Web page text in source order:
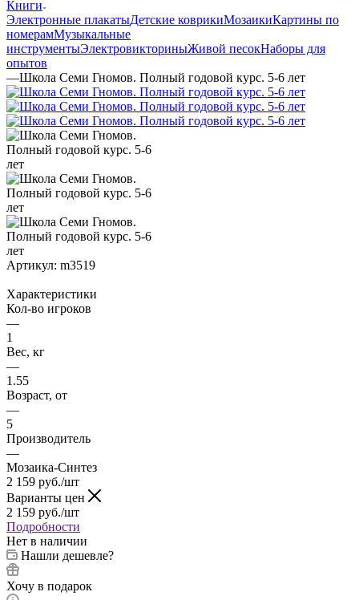
Книги
Электронные плакатыДетские коврикиМозаикиКартины по
номерамМузыкальные
инструментыЭлектровикториныЖивой песокНаборы для
опытов
—Школа Семи Гномов. Полный годовой курс. 5-6 лет
Артикул: m3519
Характеристики
Кол-во игроков
—
1
Вес, кг
—
1.55
Возраст, от
—
5
Производитель
—
Мозаика-Синтез
2 159 руб./шт
Варианты цен
2 159 руб./шт
Подробности
Нет в наличии
Нашли дешевле?
Хочу в подарок